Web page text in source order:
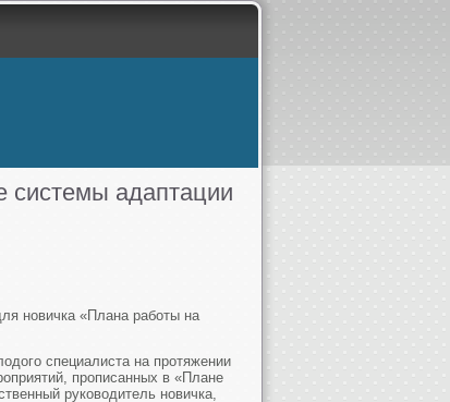
адаптации
новичка «Плана работы на
специалиста на протяжении
прописанных в «Плане
руководитель новичка,